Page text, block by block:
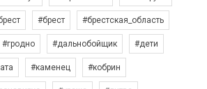
#брест #брестская_область
#гродно #дальнобойщик #дети
#каменец #кобрин